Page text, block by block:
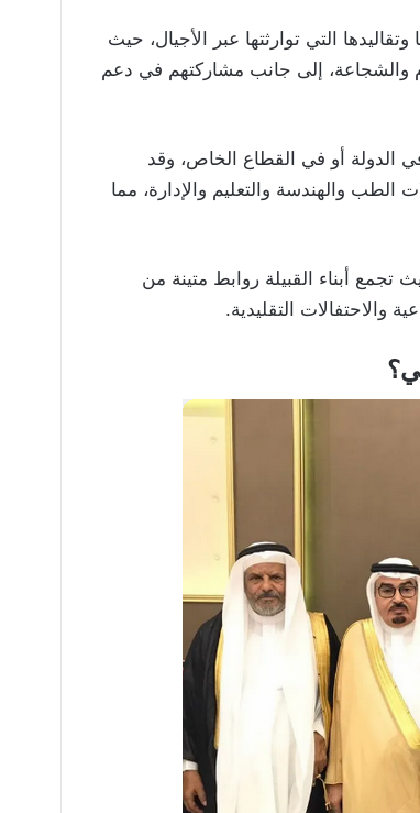
التي توارثتها عبر الأجيال، حيث
والشجاعة، إلى جانب مشاركتهم في دعم
الدولة أو في القطاع الخاص، وقد
الطب والهندسة والتعليم والإدارة، مما
تجمع أبناء القبيلة روابط متينة من
والاحتفالات التقليدية.